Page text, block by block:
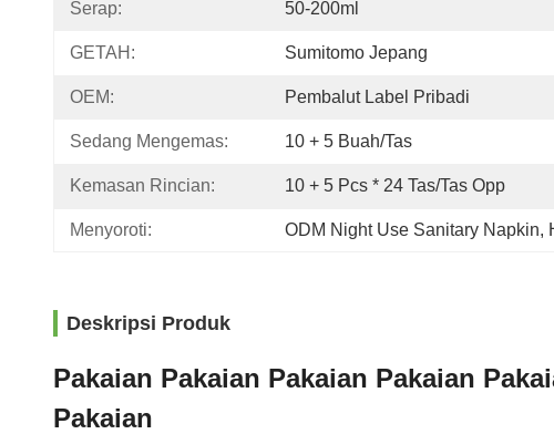
Serap: 50-200ml
GETAH: Sumitomo Jepang
OEM: Pembalut Label Pribadi
Sedang Mengemas: 10 + 5 Buah/tas
Kemasan Rincian: 10 + 5 Pcs * 24 Tas/tas Opp
Menyoroti: ODM Night Use Sanitary Napkin,
Deskripsi Produk
Pakaian Pakaian Pakaian Pakaian
Pakaian